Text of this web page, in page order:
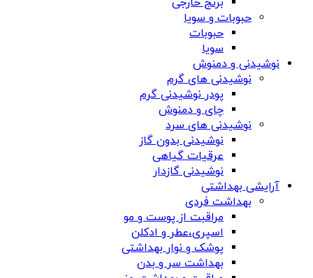
حبوبات و سویا
حبوبات
سویا
نوشیدنی و دمنوش
نوشیدنی های گرم
پودر نوشیدنی گرم
چای و دمنوش
نوشیدنی های سرد
نوشیدنی بدون گاز
عرقیات گیاهی
نوشیدنی گازدار
آرایشی بهداشتی
بهداشت فردی
مراقبت از پوست و مو
اسپری،عطر و ادکلن
پوشک و نوار بهداشتی
بهداشت سر و بدن